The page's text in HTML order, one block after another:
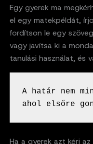
Egy gyerek ma
el egy matekpéldát,
fordítson le egy
vagy javítsa ki a
tanulási használat, és
A határ nem
ahol elsőre
Ha a gyerek azt kéri